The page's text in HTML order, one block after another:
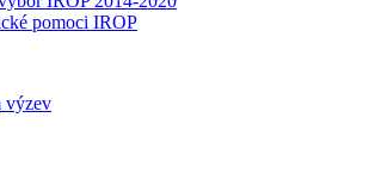
pomoci IROP
výzev